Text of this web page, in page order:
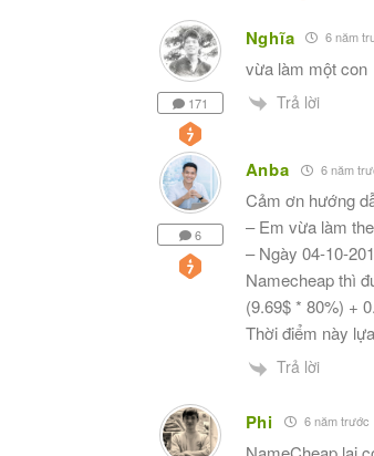
171
Nghĩa 6 năm
vừa làm một con
Trả lời
6
Anba 6 năm
Cảm ơn hướng
– Em vừa làm
– Ngày 04-10-
Namecheap thì
(9.69$ * 80%) +
Thời điểm này
Trả lời
Phi 6 năm trước